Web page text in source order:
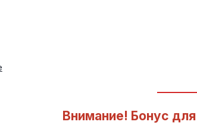
Внимание! Бонус